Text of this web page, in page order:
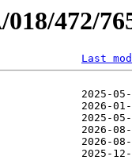
472/
Last
2025-
2026-
2025-
2026-
2026-
2025-